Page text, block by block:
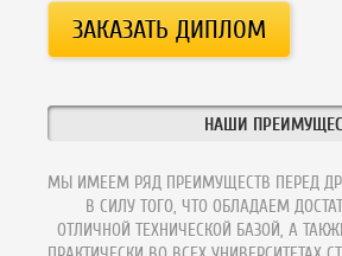
НАШИ
МЫ ИМЕЕМ РЯД ПРЕИМУЩЕСТВ ПЕРЕД
В СИЛУ ТОГО, ЧТО ОБЛАДАЕМ
ОТЛИЧНОЙ ТЕХНИЧЕСКОЙ БАЗОЙ, А